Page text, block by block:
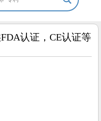
认证，CE认证等